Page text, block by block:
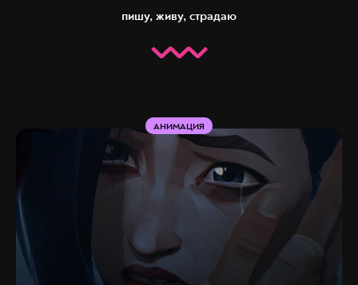
пишу, живу, страдаю
АНИМАЦИЯ